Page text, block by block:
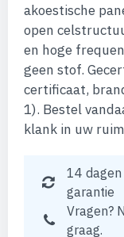
akoestische
open
en hoge
geen stof.
certificaat,
1). Bestel
klank in uw
14
garantie
Vragen?
graag.